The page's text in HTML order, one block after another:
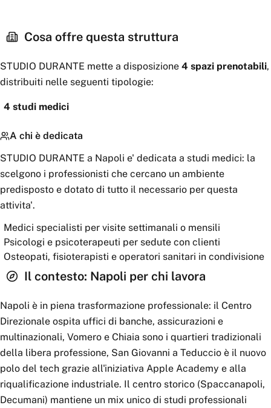
Cosa offre questa struttura
STUDIO DURANTE mette a disposizione 4 spazi prenotabili,
distribuiti nelle seguenti tipologie:
4 studi medici
A chi è dedicata
STUDIO DURANTE a Napoli e' dedicata a studi medici: la
scelgono i professionisti che cercano un ambiente
predisposto e dotato di tutto il necessario per questa
attivita'.
Medici specialisti per visite settimanali o mensili
Psicologi e psicoterapeuti per sedute con clienti
Osteopati, fisioterapisti e operatori sanitari in condivisione
Il contesto: Napoli per chi lavora
Napoli è in piena trasformazione professionale: il Centro
Direzionale ospita uffici di banche, assicurazioni e
multinazionali, Vomero e Chiaia sono i quartieri tradizionali
della libera professione, San Giovanni a Teduccio è il nuovo
polo del tech grazie all'iniziativa Apple Academy e alla
riqualificazione industriale. Il centro storico (Spaccanapoli,
Decumani) mantiene un mix unico di studi professionali